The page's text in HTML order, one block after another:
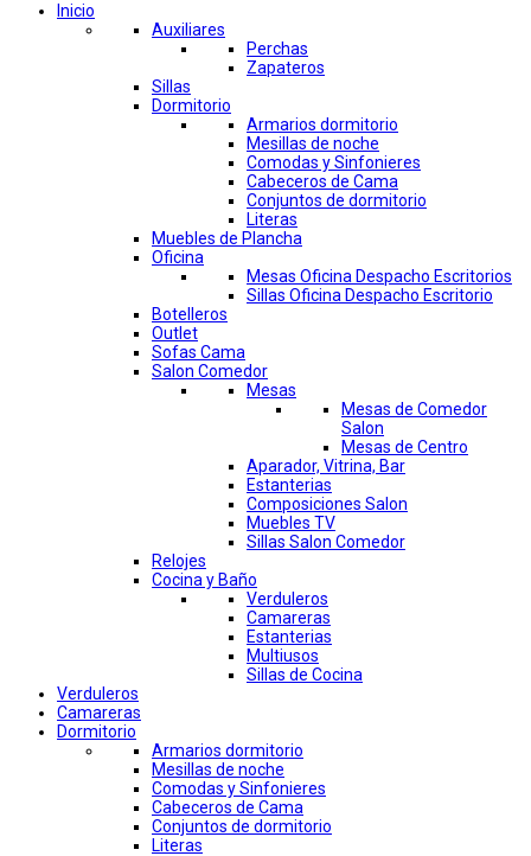
Inicio
Auxiliares
Perchas
Zapateros
Sillas
Dormitorio
Armarios dormitorio
Mesillas de noche
Comodas y Sinfonieres
Cabeceros de Cama
Conjuntos de dormitorio
Literas
Muebles de Plancha
Oficina
Mesas Oficina Despacho Escritorios
Sillas Oficina Despacho Escritorio
Botelleros
Outlet
Sofas Cama
Salon Comedor
Mesas
Mesas de Comedor
Salon
Mesas de Centro
Aparador, Vitrina, Bar
Estanterias
Composiciones Salon
Muebles TV
Sillas Salon Comedor
Relojes
Cocina y Baño
Verduleros
Camareras
Estanterias
Multiusos
Sillas de Cocina
Verduleros
Camareras
Dormitorio
Armarios dormitorio
Mesillas de noche
Comodas y Sinfonieres
Cabeceros de Cama
Conjuntos de dormitorio
Literas